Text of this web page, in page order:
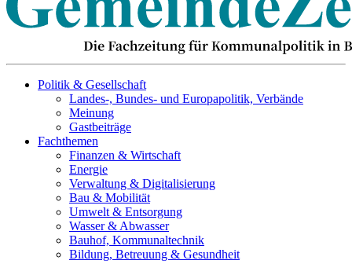
Politik & Gesellschaft
Landes-, Bundes- und Europapolitik, Verbände
Meinung
Gastbeiträge
Fachthemen
Finanzen & Wirtschaft
Energie
Verwaltung & Digitalisierung
Bau & Mobilität
Umwelt & Entsorgung
Wasser & Abwasser
Bauhof, Kommunaltechnik
Bildung, Betreuung & Gesundheit